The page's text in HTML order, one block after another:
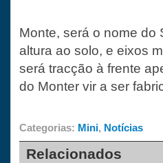
Monte, será o nome do
altura ao solo, e eixos
será tracção à frente
do Monter vir a ser
Categorias: Mini, Notícias
Relacionados